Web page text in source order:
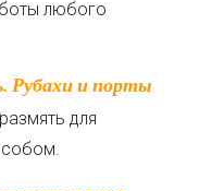
любого
для